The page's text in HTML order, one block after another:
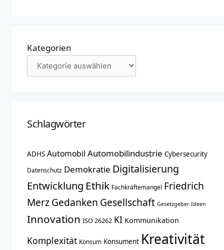
Kategorien
Schlagwörter
ADHS Automobil Automobilindustrie Cybersecurity
Datenschutz Demokratie Digitalisierung
Entwicklung Ethik Fachkräftemangel Friedrich
MerzGedanken Gesellschaft Gesetzgeber Ideen
Innovation ISO 26262 KI Kommunikation
Komplexität Konsum Konsument Kreativität